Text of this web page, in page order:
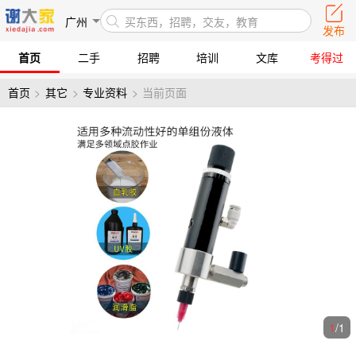
广州 买东西，招聘，交友，教育
发布
首页
二手 招聘 培训 文库 考得过
首页 > 其它 > 专业资料 > 当前页面
1/1